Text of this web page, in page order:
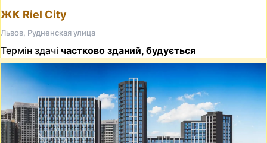
ЖК Riel City
Львов, Рудненская улица
Термін здачі частково зданий, будується